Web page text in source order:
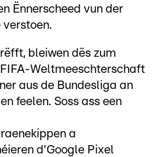
Ënnerscheed vun der
verstoen.
bleiwen dës zum
Weltmeeschterschaft
aus de Bundesliga an
feelen. Soss ass een
a
d'Google Pixel